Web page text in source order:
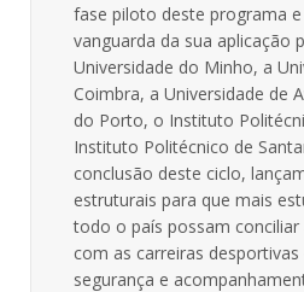
fase piloto deste programa
vanguarda da sua aplicação
Universidade do Minho, a
Coimbra, a Universidade de
do Porto, o Instituto
Instituto Politécnico de
conclusão deste ciclo,
estruturais para que mais
todo o país possam conciliar
com as carreiras
segurança e